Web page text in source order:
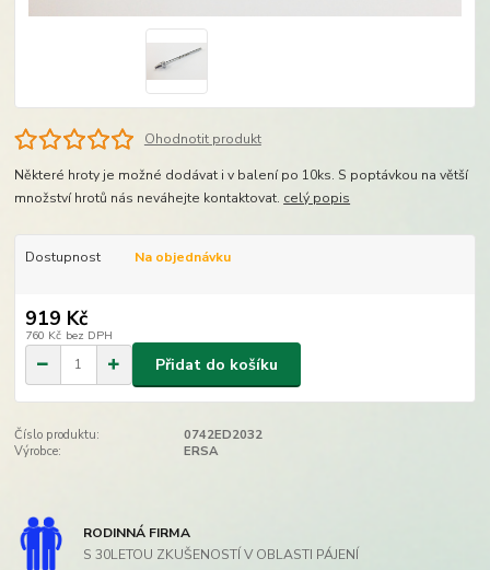
Ohodnotit produkt
Některé hroty je možné dodávat i v balení po 10ks. S poptávkou na větší
množství hrotů nás neváhejte kontaktovat. celý popis
Dostupnost Na objednávku
919 Kč
760 Kč bez DPH
Přidat do košíku
Číslo produktu:
0742ED2032
Výrobce:
ERSA
RODINNÁ FIRMA
S 30LETOU ZKUŠENOSTÍ V OBLASTI PÁJENÍ